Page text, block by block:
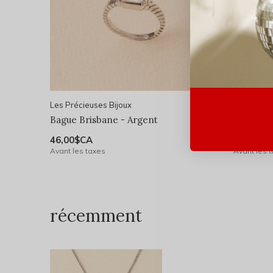
Les Précieuses Bijoux
Bague Brisbane - Argent
46,00$CA
Avant les taxes Avant les
récemment